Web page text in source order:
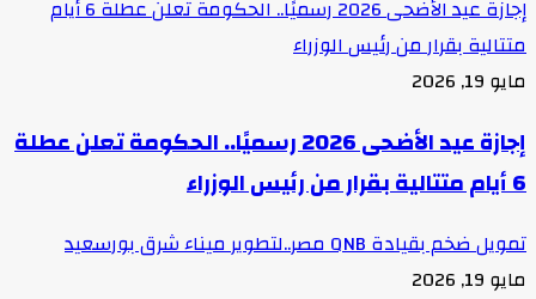
إجازة عيد الأضحى 2026 رسميًا.. الحكومة تعلن عطلة 6 أيام
متتالية بقرار من رئيس الوزراء
مايو 19, 2026
إجازة عيد الأضحى 2026 رسميًا.. الحكومة تعلن عطلة
6 أيام متتالية بقرار من رئيس الوزراء
تمويل ضخم بقيادة QNB مصر..لتطوير ميناء شرق بورسعيد
مايو 19, 2026